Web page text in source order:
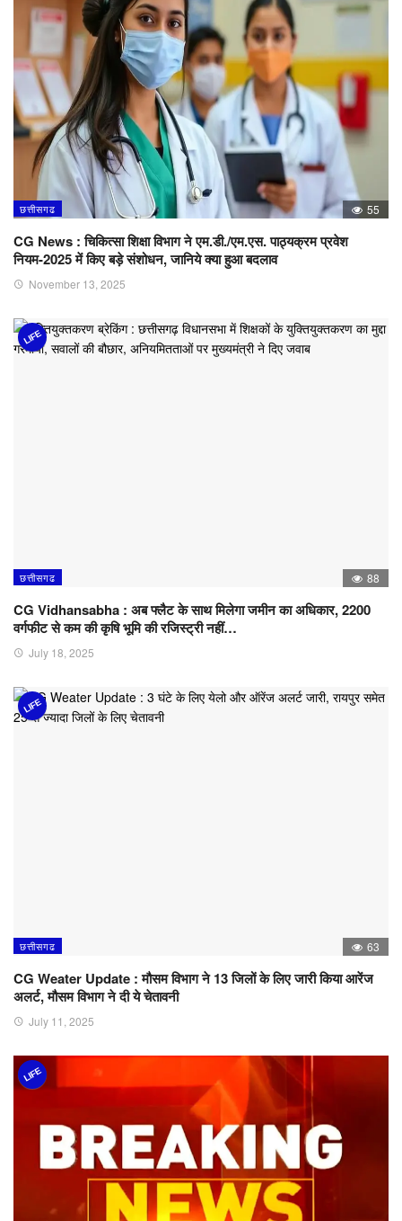
छत्तीसगढ 55
CG News : चिकित्सा शिक्षा विभाग ने एम.डी./एम.एस. पाठ्यक्रम प्रवेश
नियम-2025 में किए बड़े संशोधन, जानिये क्या हुआ बदलाव
November 13, 2025
LIFE
छत्तीसगढ 88
CG Vidhansabha : अब फ्लैट के साथ मिलेगा जमीन का अधिकार, 2200
वर्गफीट से कम की कृषि भूमि की रजिस्ट्री नहीं…
July 18, 2025
LIFE
छत्तीसगढ 63
CG Weater Update : मौसम विभाग ने 13 जिलों के लिए जारी किया आरेंज
अलर्ट, मौसम विभाग ने दी ये चेतावनी
July 11, 2025
LIFE